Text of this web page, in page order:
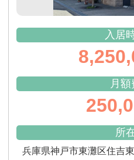
入居
月額
所
兵庫県神戸市東灘区住吉